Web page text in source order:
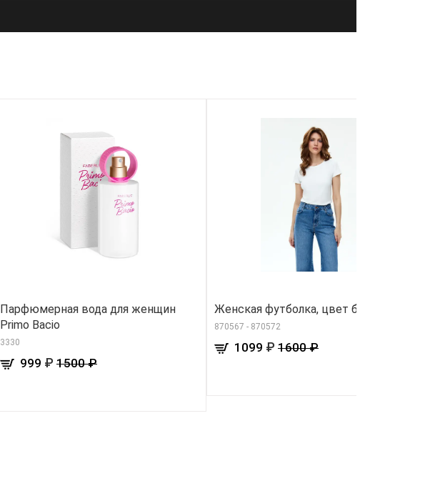
Парфюмерная вода для женщин
Primo Bacio
3330
999 ₽ 1500 ₽
Женская футболка, цвет белый
870567 - 870572
1099 ₽ 1600 ₽